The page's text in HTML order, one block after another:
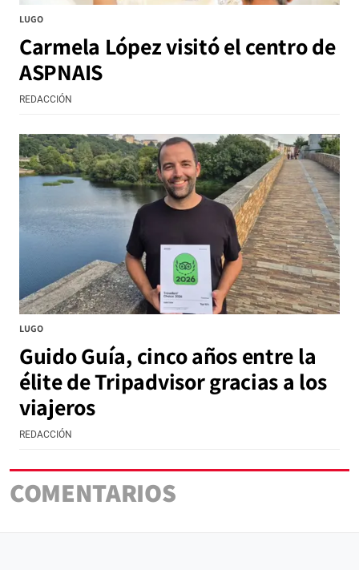
LUGO
Carmela López visitó el centro de
ASPNAIS
REDACCIÓN
LUGO
Guido Guía, cinco años entre la
élite de Tripadvisor gracias a los
viajeros
REDACCIÓN
COMENTARIOS